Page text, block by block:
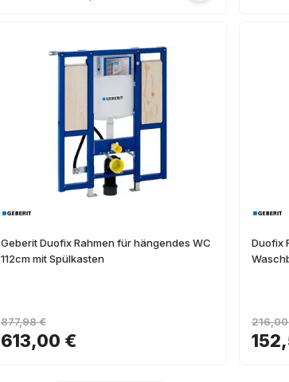
Geberit Duofix Rahmen für hängendes WC
112cm mit Spülkasten
613,00 €
877,98 €
Duofix